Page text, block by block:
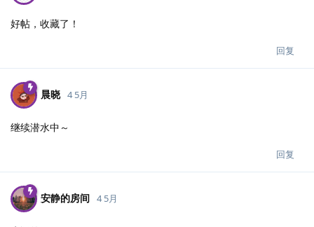
好帖，收藏了！
回复
晨晓 4 5月
继续潜水中～
回复
安静的房间 4 5月